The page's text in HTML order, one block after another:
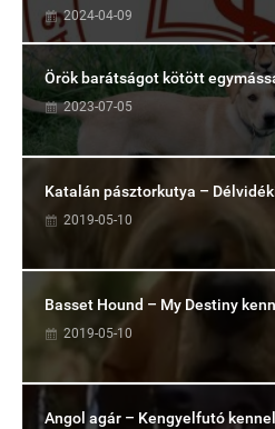
2024-04-09
Örök barátságot kötött
2023-07-05
Katalán pásztorkutya –
2019-05-10
Basset Hound – My Destiny
2019-05-10
Angol agár – Kengyelfutó kennel